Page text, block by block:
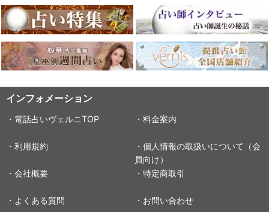
インフォメーション
・電話占いヴェルニTOP ・料金案内
・利用規約
・個人情報の取扱いについて（会
員向け）
・会社概要
・特定商取引
・よくある質問 ・お問い合わせ